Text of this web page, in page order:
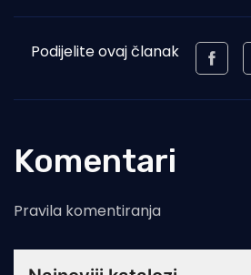
Podijelite ovaj članak
Komentari
Pravila komentiranja